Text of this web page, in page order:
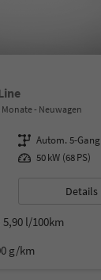
Monate Neuwagen
Getriebe Autom. 5-Gang
Leistung 50 kW (68 PS)
Details
5,90 l/100km
g/km